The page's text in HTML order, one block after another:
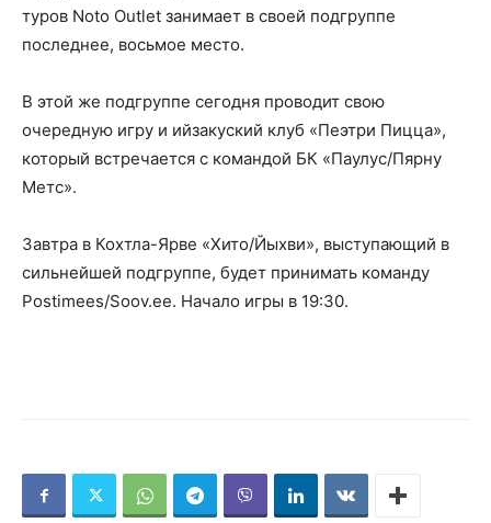
туров Noto Outlet занимает в своей подгруппе
последнее, восьмое место.
В этой же подгруппе сегодня проводит свою
очередную игру и ийзакуский клуб «Пеэтри Пицца»,
который встречается с командой БК «Паулус/Пярну
Метс».
Завтра в Кохтла-Ярве «Хито/Йыхви», выступающий в
сильнейшей подгруппе, будет принимать команду
Postimees/Soov.ee. Начало игры в 19:30.